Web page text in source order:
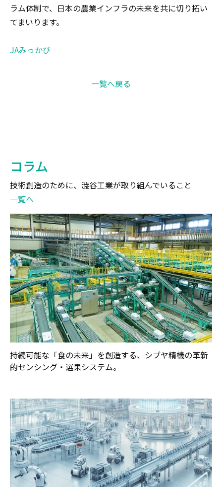
ラム体制で、日本の農業インフラの未来を共に切り拓い
てまいります。
JAみっかび
一覧へ戻る
コラム
技術創造のために、澁谷工業が取り組んでいること
一覧へ
持続可能な「食の未来」を創造する、シブヤ精機の革新
的センシング・選果システム。